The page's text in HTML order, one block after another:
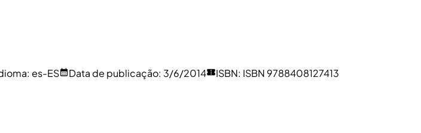
: es-ES Data de publicação: 3/6/2014 ISBN: ISBN 9788408127413